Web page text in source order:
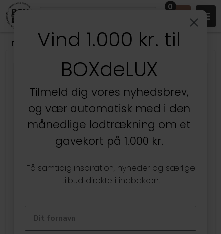
0
Produkter /Entréen/Knager, bøjler & garderobe Knagerækker
Vind 1.000 kr. til
BOXdeLUX
Tilmeld dig vores nyhedsbrev,
og vær automatisk med i den
månedlige lodtrækning om et
gavekort på 1.000 kr.
Få samtidig inspiration, nyheder og særlige
tilbud direkte i indbakken.